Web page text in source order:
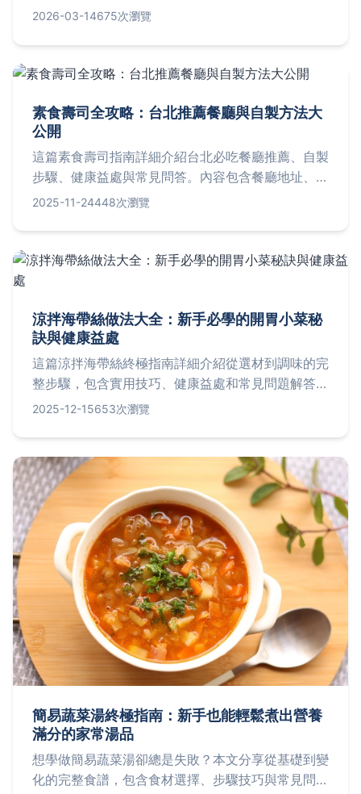
底，一步步教你避開腥味與米飯糊化的地雷，輕鬆端
2026-03-14675次瀏覽
素食壽司全攻略：台北推薦餐廳與自製方法大
公開
這篇素食壽司指南詳細介紹台北必吃餐廳推薦、自製
步驟、健康益處與常見問答。內容包含餐廳地址、價
格、營業時間，以及在家輕鬆製作的小技巧。無論你
2025-11-24448次瀏覽
涼拌海帶絲做法大全：新手必學的開胃小菜秘
訣與健康益處
這篇涼拌海帶絲終極指南詳細介紹從選材到調味的完
整步驟，包含實用技巧、健康益處和常見問題解答。
無論是新手還是老手，都能學會如何製作爽口開胃的
餐廳級美味。
2025-12-15653次瀏覽
簡易蔬菜湯終極指南：新手也能輕鬆煮出營養
滿分的家常湯品
想學做簡易蔬菜湯卻總是失敗？本文分享從基礎到變
化的完整食譜，包含食材選擇、步驟技巧與常見問題